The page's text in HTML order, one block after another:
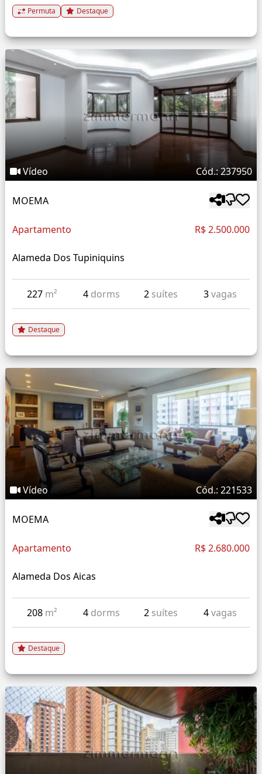
Permuta Destaque
Vídeo Cód.: 237950
MOEMA
Apartamento R$ 2.500.000
Alameda Dos Tupiniquins
227 m² 4 dorms 2 suítes 3vagas
Destaque
Vídeo Cód.: 221533
MOEMA
Apartamento R$ 2.680.000
Alameda Dos Aicas
208 m² 4 dorms 2 suítes 4vagas
Destaque